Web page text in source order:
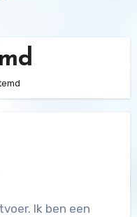
Ik ben een